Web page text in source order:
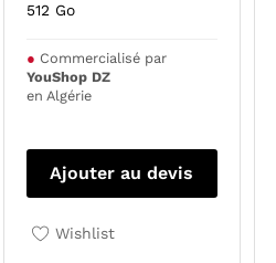
512 Go
● Commercialisé par
YouShop DZ
en Algérie
Ajouter au devis
Wishlist